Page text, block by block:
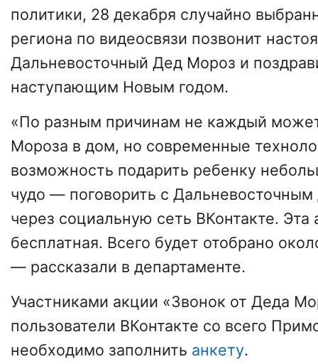
политики, 28 декабря случайно
региона по видеосвязи позвонит
Дальневосточный Дед Мороз и
наступающим Новым годом.
«По разным причинам не каждый
Мороза в дом, но современные
возможность подарить ребенку
чудо — поговорить с
через социальную сеть ВКонтакте.
бесплатная. Всего будет отобрано
— рассказали в департаменте.
Участниками акции «Звонок от Деда
пользователи ВКонтакте со всего
необходимо заполнить анкету.